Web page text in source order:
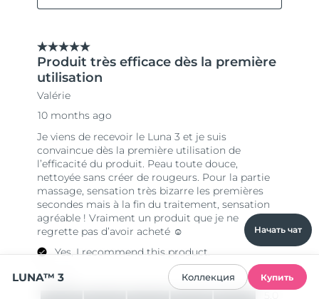
Начать чат
LUNA™ 3 Коллекция Купить